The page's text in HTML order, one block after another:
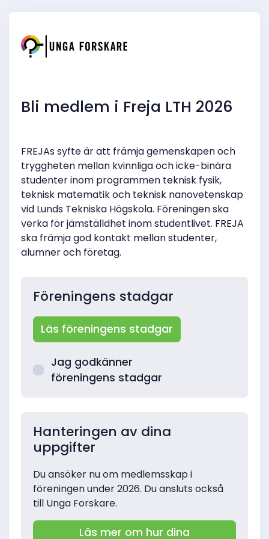
Bli medlem i Freja LTH 2026
FREJAs syfte är att främja gemenskapen och
tryggheten mellan kvinnliga och icke-binära
studenter inom programmen teknisk fysik,
teknisk matematik och teknisk nanovetenskap
vid Lunds Tekniska Högskola. Föreningen ska
verka för jämställdhet inom studentlivet. FREJA
ska främja god kontakt mellan studenter,
alumner och företag.
Föreningens stadgar
Läs föreningens stadgar
Jag godkänner
föreningens stadgar
Hanteringen av dina
uppgifter
Du ansöker nu om medlemsskap i
föreningen under 2026. Du ansluts också
till Unga Forskare.
Läs mer om hur dina